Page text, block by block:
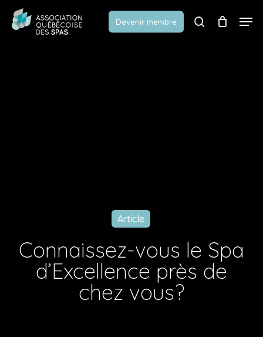
main
content
Devenir membre search
Article
Connaissez-vous le Spa
d’Excellence près de
chez vous?